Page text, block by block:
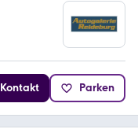
Kontakt Parken